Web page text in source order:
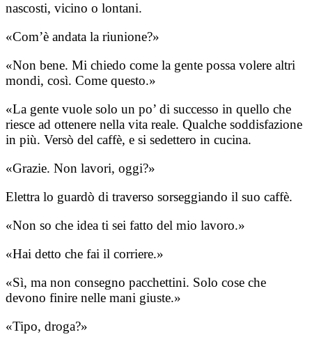
nascosti, vicino o lontani.
«Com’è andata la riunione?»
«Non bene. Mi chiedo come la gente possa volere altri
mondi, così. Come questo.»
«La gente vuole solo un po’ di successo in quello che
riesce ad ottenere nella vita reale. Qualche soddisfazione
in più. Versò del caffè, e si sedettero in cucina.
«Grazie. Non lavori, oggi?»
Elettra lo guardò di traverso sorseggiando il suo caffè.
«Non so che idea ti sei fatto del mio lavoro.»
«Hai detto che fai il corriere.»
«Sì, ma non consegno pacchettini. Solo cose che
devono finire nelle mani giuste.»
«Tipo, droga?»